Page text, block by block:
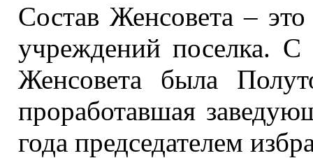
Состав Женсовета –
учреждений поселка. С
Женсовета была
проработавшая
года председателем